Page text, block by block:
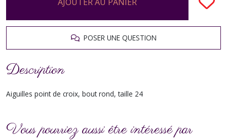
POSER UNE QUESTION
Description
Aiguilles point de croix, bout rond, taille 24
Vous pourriez aussi être intéressé par